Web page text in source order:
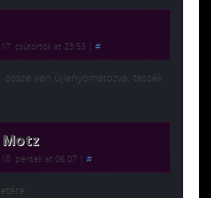
csütörtök at 23:53 #
van újlenyomatozva, tessék
péntek at 06:07 #